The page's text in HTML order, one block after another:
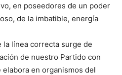
en poseedores de un poder
de la imbatible, energía
la línea correcta surge de
de nuestro Partido con
elabora en organismos del